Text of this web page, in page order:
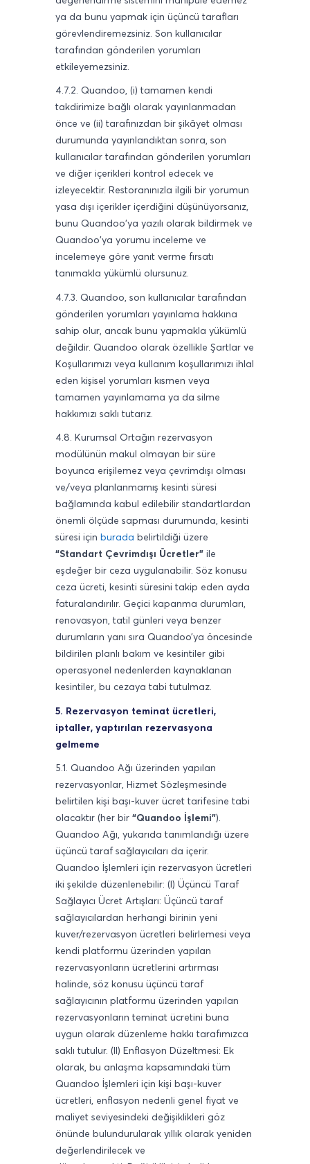
ya da bunu yapmak için üçüncü tarafları
görevlendiremezsiniz. Son kullanıcılar
tarafından gönderilen yorumları
etkileyemezsiniz.
4.7.2. Quandoo, (i) tamamen kendi
takdirimize bağlı olarak yayınlanmadan
önce ve (ii) tarafınızdan bir şikâyet olması
durumunda yayınlandıktan sonra, son
kullanıcılar tarafından gönderilen yorumları
ve diğer içerikleri kontrol edecek ve
izleyecektir. Restoranınızla ilgili bir yorumun
yasa dışı içerikler içerdiğini düşünüyorsanız,
bunu Quandoo'ya yazılı olarak bildirmek ve
Quandoo'ya yorumu inceleme ve
incelemeye göre yanıt verme fırsatı
tanımakla yükümlü olursunuz.
4.7.3. Quandoo, son kullanıcılar tarafından
gönderilen yorumları yayınlama hakkına
sahip olur, ancak bunu yapmakla yükümlü
değildir. Quandoo olarak özellikle Şartlar ve
Koşullarımızı veya kullanım koşullarımızı ihlal
eden kişisel yorumları kısmen veya
tamamen yayınlamama ya da silme
hakkımızı saklı tutarız.
4.8. Kurumsal Ortağın rezervasyon
modülünün makul olmayan bir süre
boyunca erişilemez veya çevrimdışı olması
ve/veya planlanmamış kesinti süresi
bağlamında kabul edilebilir standartlardan
önemli ölçüde sapması durumunda, kesinti
süresi için burada belirtildiği üzere
“Standart Çevrimdışı Ücretler” ile
eşdeğer bir ceza uygulanabilir. Söz konusu
ceza ücreti, kesinti süresini takip eden ayda
faturalandırılır. Geçici kapanma durumları,
renovasyon, tatil günleri veya benzer
durumların yanı sıra Quandoo’ya öncesinde
bildirilen planlı bakım ve kesintiler gibi
operasyonel nedenlerden kaynaklanan
kesintiler, bu cezaya tabi tutulmaz.
5. Rezervasyon teminat ücretleri,
iptaller, yaptırılan rezervasyona
gelmeme
5.1. Quandoo Ağı üzerinden yapılan
rezervasyonlar, Hizmet Sözleşmesinde
belirtilen kişi başı-kuver ücret tarifesine tabi
olacaktır (her bir “Quandoo İşlemi”).
Quandoo Ağı, yukarıda tanımlandığı üzere
üçüncü taraf sağlayıcıları da içerir.
Quandoo İşlemleri için rezervasyon ücretleri
iki şekilde düzenlenebilir: (I) Üçüncü Taraf
Sağlayıcı Ücret Artışları: Üçüncü taraf
sağlayıcılardan herhangi birinin yeni
kuver/rezervasyon ücretleri belirlemesi veya
kendi platformu üzerinden yapılan
rezervasyonların ücretlerini artırması
halinde, söz konusu üçüncü taraf
sağlayıcının platformu üzerinden yapılan
rezervasyonların teminat ücretini buna
uygun olarak düzenleme hakkı tarafımızca
saklı tutulur. (II) Enflasyon Düzeltmesi: Ek
olarak, bu anlaşma kapsamındaki tüm
Quandoo İşlemleri için kişi başı-kuver
ücretleri, enflasyon nedenli genel fiyat ve
maliyet seviyesindeki değişiklikleri göz
önünde bulundurularak yıllık olarak yeniden
değerlendirilecek ve